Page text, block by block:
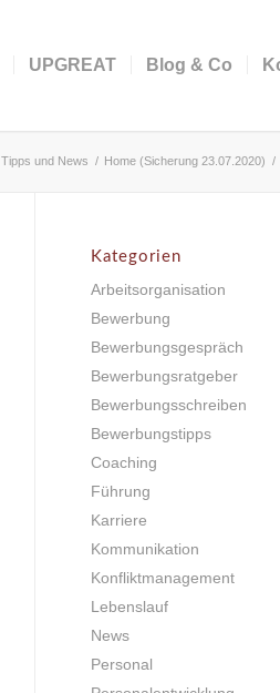
UPGREAT Blog & Co
Tipps und News / Home (Sicherung 23.07.2020) /
Kategorien
Arbeitsorganisation
Bewerbung
Bewerbungsgespräch
Bewerbungsratgeber
Bewerbungsschreiben
Bewerbungstipps
Coaching
Führung
Karriere
Kommunikation
Konfliktmanagement
Lebenslauf
News
Personal